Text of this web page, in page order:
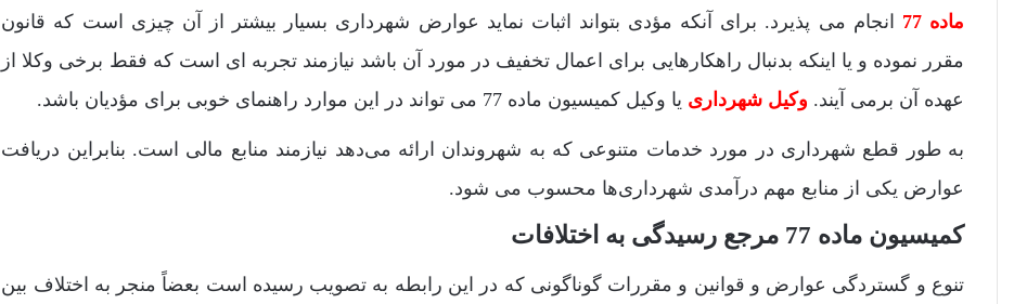
ماده 77
انجام می پذیرد. برای آنکه مؤدی بتواند اثبات نماید عوارض شهرداری بسیار بیشتر از آن چیزی است که قانون
مقرر نموده و یا اینکه بدنبال راهکارهایی برای اعمال تخفیف در مورد آن باشد نیازمند تجربه ای است که فقط برخی وکلا از
عهده آن برمی آیند. وکیل شهرداری یا وکیل کمیسیون ماده 77 می تواند در این موارد راهنمای خوبی برای مؤدیان باشد.
به طور قطع شهرداری در مورد خدمات متنوعی که به شهروندان ارائه می‌دهد نیازمند منابع مالی است. بنابراین دریافت
عوارض یکی از منابع مهم درآمدی شهرداری‌ها محسوب می شود.
کمیسیون ماده 77 مرجع رسیدگی به اختلافات
تنوع و گستردگی عوارض و قوانین و مقررات گوناگونی که در این رابطه به تصویب رسیده است بعضاً منجر به اختلاف بین